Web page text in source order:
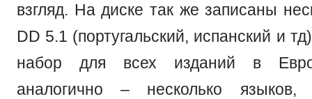
взгляд. На диске так же записаны
DD 5.1 (португальский, испанский и
набор для всех изданий в
аналогично – несколько